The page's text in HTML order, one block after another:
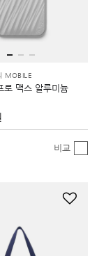
MOBILE
로 맥스 알루미늄
비교